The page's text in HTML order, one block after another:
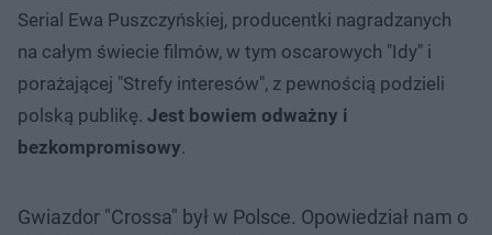
Serial Ewa Puszczyńskiej, producentki nagradzanych
na całym świecie filmów, w tym oscarowych "Idy" i
porażającej "Strefy interesów", z pewnością podzieli
polską publikę. Jest bowiem odważny i
bezkompromisowy.
Gwiazdor "Crossa" był w Polsce. Opowiedział nam o